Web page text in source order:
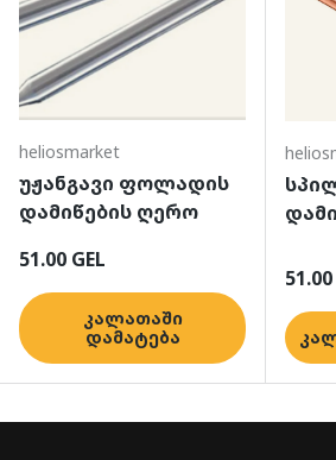
heliosmarket
უჟანგავი ფოლადის
დამიწების ღერო
ჩვეულებრივი ფასი
51.00 GEL
კალათაში
დამატება
51.00